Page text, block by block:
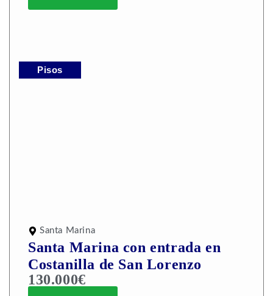
Pisos
Santa Marina
Santa Marina con entrada en
Costanilla de San Lorenzo
130.000€